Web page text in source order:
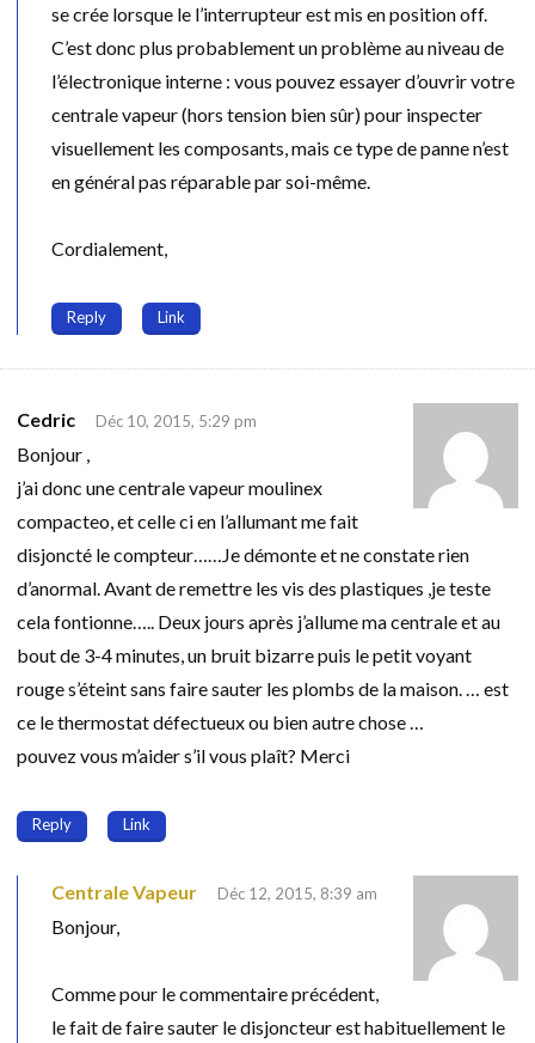
se crée lorsque le l’interrupteur est mis en position off.
C’est donc plus probablement un problème au niveau de
l’électronique interne : vous pouvez essayer d’ouvrir votre
centrale vapeur (hors tension bien sûr) pour inspecter
visuellement les composants, mais ce type de panne n’est
en général pas réparable par soi-même.
Cordialement,
Reply Link
Cedric Déc 10, 2015, 5:29 pm
Bonjour ,
j’ai donc une centrale vapeur moulinex
compacteo, et celle ci en l’allumant me fait
disjoncté le compteur……Je démonte et ne constate rien
d’anormal. Avant de remettre les vis des plastiques ,je teste
cela fontionne….. Deux jours après j’allume ma centrale et au
bout de 3-4 minutes, un bruit bizarre puis le petit voyant
rouge s’éteint sans faire sauter les plombs de la maison. … est
ce le thermostat défectueux ou bien autre chose …
pouvez vous m’aider s’il vous plaît? Merci
Reply Link
Centrale Vapeur Déc 12, 2015, 8:39 am
Bonjour,
Comme pour le commentaire précédent,
le fait de faire sauter le disjoncteur est habituellement le